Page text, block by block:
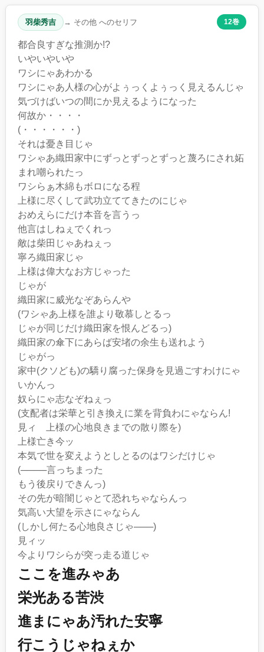
羽柴秀吉 → その他 へのセリフ 12巻
都合良すぎな推測か!?
いやいやいや
ワシにゃあわかる
ワシにゃあ人様の心がよぅっくよぅっく見えるんじゃ
気づけばいつの間にか見えるようになった
何故か・・・・
(・・・・・・)
それは憂き目じゃ
ワシゃあ織田家中にずっとずっとずっと蔑ろにされ妬
まれ嘲られたっ
ワシらぁ木綿もボロになる程
上様に尽くして武功立ててきたのにじゃ
おめえらにだけ本音を言うっ
他言はしねぇでくれっ
敵は柴田じゃあねぇっ
寧ろ織田家じゃ
上様は偉大なお方じゃった
じゃが
織田家に威光なぞあらんや
(ワシゃあ上様を誰より敬慕しとるっ
じゃが同じだけ織田家を恨んどるっ)
織田家の傘下にあらば安堵の余生も送れよう
じゃがっ
家中(クソども)の驕り腐った保身を見過ごすわけにゃ
いかんっ
奴らにゃ志なぞねぇっ
(支配者は栄華と引き換えに業を背負わにゃならん!
見ィ 上様の心地良きまでの散り際を)
上様亡き今ッ
本気で世を変えようとしとるのはワシだけじゃ
(────言っちまった
もう後戻りできんっ)
その先が暗闇じゃとて恐れちゃならんっ
気高い大望を示さにゃならん
(しかし何たる心地良さじゃ───)
見ィッ
今よりワシらが突っ走る道じゃ
ここを進みゃあ
栄光ある苦渋
進まにゃあ汚れた安寧
行こうじゃねぇか